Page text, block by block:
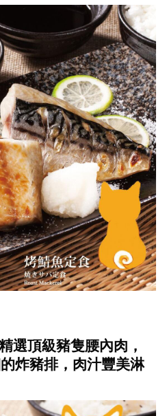
選頂級豬隻腰內肉，
炸豬排，肉汁豐美淋